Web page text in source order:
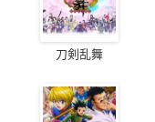
刀剣乱舞